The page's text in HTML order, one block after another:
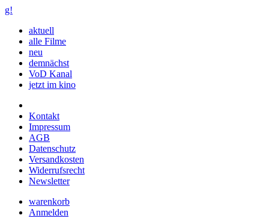
g!
aktuell
alle Filme
neu
demnächst
VoD Kanal
jetzt im kino
Kontakt
Impressum
AGB
Datenschutz
Versandkosten
Widerrufsrecht
Newsletter
warenkorb
Anmelden